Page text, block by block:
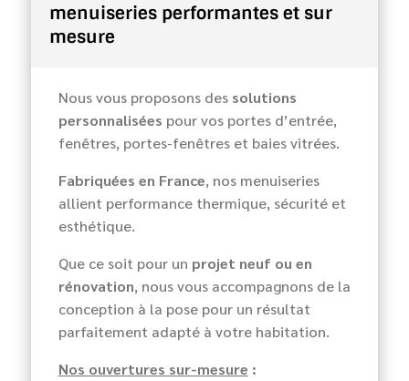
menuiseries performantes et sur
mesure
Nous vous proposons des solutions
personnalisées pour vos portes d’entrée,
fenêtres, portes-fenêtres et baies vitrées.
Fabriquées en France, nos menuiseries
allient performance thermique, sécurité et
esthétique.
Que ce soit pour un projet neuf ou en
rénovation, nous vous accompagnons de la
conception à la pose pour un résultat
parfaitement adapté à votre habitation.
Nos ouvertures sur-mesure :